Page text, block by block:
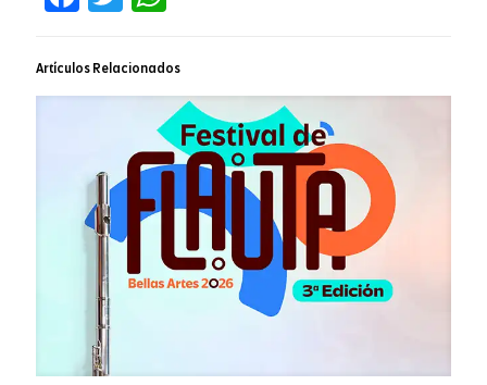
Artículos Relacionados